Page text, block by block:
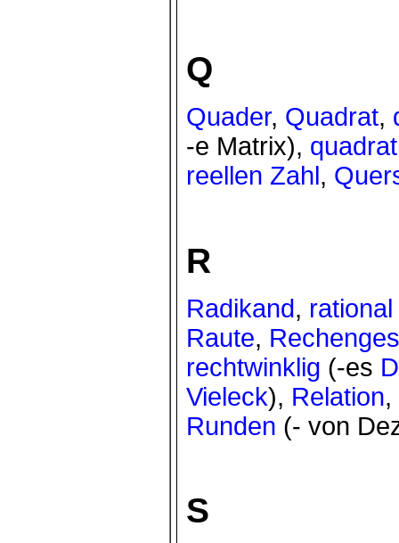
Q
Quader, Quadrat,
-e Matrix),
reellen Zahl,
R
Radikand, rational
Raute,
rechtwinklig (-es
Vieleck), Relation,
Runden (- von
S